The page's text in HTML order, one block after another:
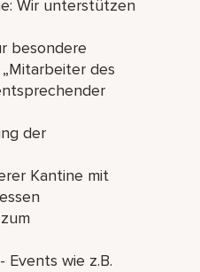
Wir unterstützen
besondere
des
der
Kantine mit
Events wie z.B.